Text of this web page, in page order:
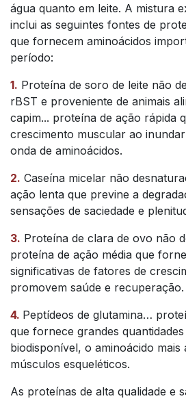
água quanto em leite. A mistura
inclui as seguintes fontes de
que fornecem aminoácidos
período:
1. Proteína de soro de leite não
rBST e proveniente de animais
capim... proteína de ação rápida
crescimento muscular ao
onda de aminoácidos.
2. Caseína micelar não
ação lenta que previne a
sensações de saciedade e
3. Proteína de clara de ovo não
proteína de ação média que
significativas de fatores de
promovem saúde e recuperação.
4. Peptídeos de glutamina…
que fornece grandes
biodisponível, o aminoácido mais
músculos esqueléticos.
As proteínas de alta qualidade e